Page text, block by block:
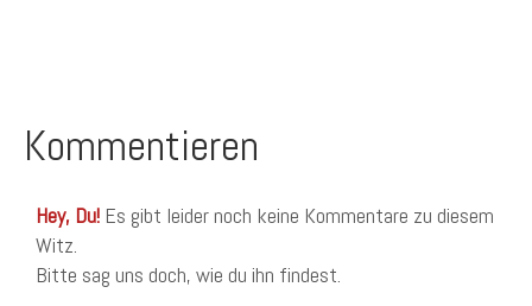
Kommentieren
Hey, Du! Es gibt leider noch keine Kommentare zu diesem
Witz.
Bitte sag uns doch, wie du ihn findest.